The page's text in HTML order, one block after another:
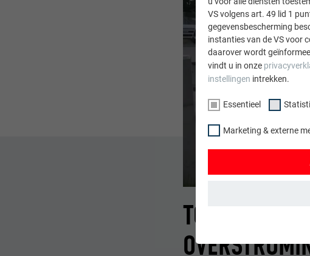
TOEPASSING
VS volgens art. 49 lid 1
gegevensbescherming
instanties van de VS voor
daarover wordt
vindt u in onze
instellingen intrekken.
Essentieel
Marketing & externe
gewaarborgd dat de